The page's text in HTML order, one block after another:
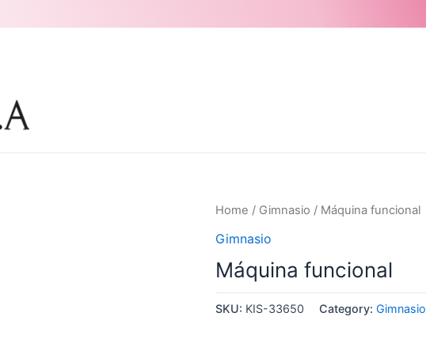
Home / Gimnasio / Máquina funcional
Gimnasio
Máquina funcional
SKU: KIS-33650 Category: Gimnasio